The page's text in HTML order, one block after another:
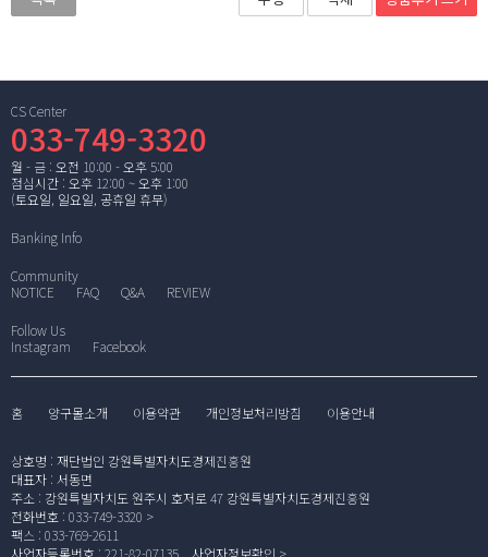
CS Center
033-749-3320
월 - 금 : 오전 10:00 - 오후 5:00
점심시간 : 오후 12:00 ~ 오후 1:00
(토요일, 일요일, 공휴일 휴무)
Banking Info
Community
NOTICE
FAQ Q&A REVIEW
Follow Us
Instagram
Facebook
홈 양구몰소개 이용약관 개인정보처리방침 이용안내
상호명 : 재단법인 강원특별자치도경제진흥원
대표자 : 서동면
주소 : 강원특별자치도 원주시 호저로 47 강원특별자치도경제진흥원
전화번호 : 033-749-3320
팩스 : 033-769-2611
사업자등록번호 : 221-82-07135 사업자정보확인